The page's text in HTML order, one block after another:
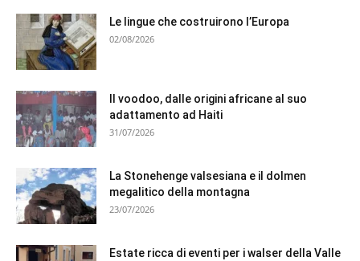
Le lingue che costruirono l’Europa
02/08/2026
Il voodoo, dalle origini africane al suo
adattamento ad Haiti
31/07/2026
La Stonehenge valsesiana e il dolmen
megalitico della montagna
23/07/2026
Estate ricca di eventi per i walser della Valle